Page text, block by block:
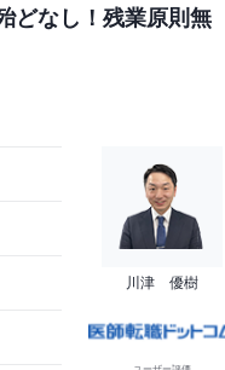
どなし！残業原則無
川津 優樹